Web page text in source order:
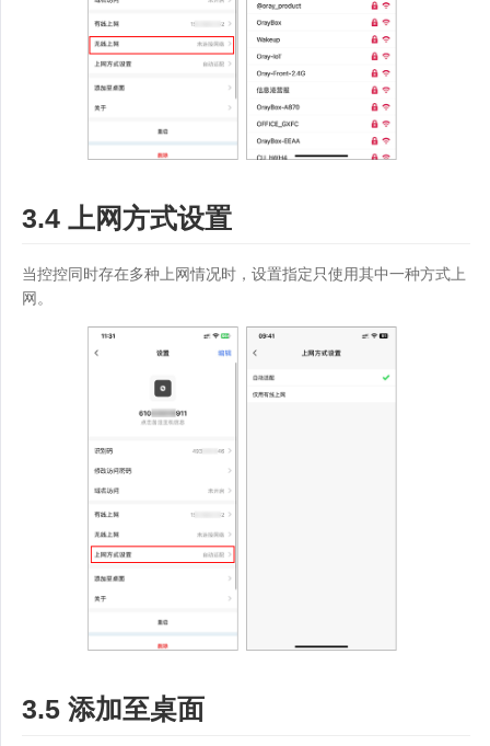
3.4 上网方式设置
当控控同时存在多种上网情况时，设置指定只使用其中一种方式上
网。
3.5 添加至桌面